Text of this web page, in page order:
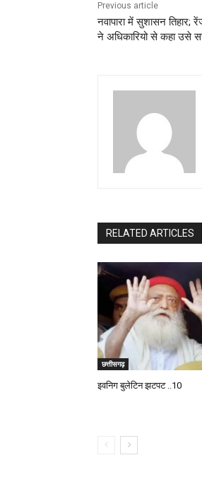
Previous article
नवापारा में सुशासन
ने अधिकारियो से कहा उसे
RELATED ARTICLES
छत्तीसगढ़
इवनिग बुलेटिन झटपट ..10